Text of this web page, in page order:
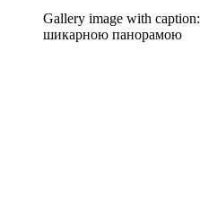
Gallery image with caption:
шикарною панорамою